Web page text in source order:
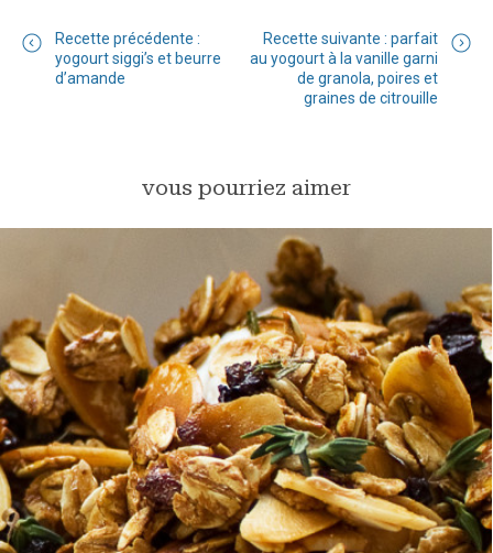
Recette précédente :
yogourt siggi’s et beurre
d’amande
Recette suivante : parfait
au yogourt à la vanille garni
de granola, poires et
graines de citrouille
vous pourriez aimer